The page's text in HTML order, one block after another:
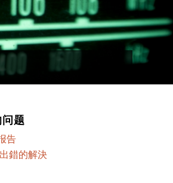
题
告
錯的解決